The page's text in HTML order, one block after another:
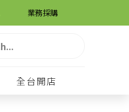
業務採購
全台開店